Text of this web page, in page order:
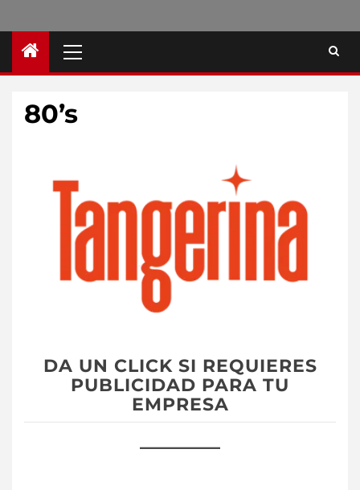
80’s
DA UN CLICK SI REQUIERES
PUBLICIDAD PARA TU
EMPRESA